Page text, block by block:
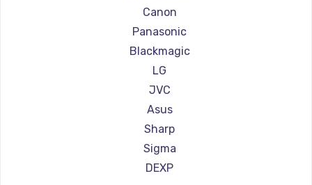
875 руб.
Заказать
Установка драйверов
875 руб.
Замена вебкамеры
Canon
Panasonic
Blackmagic
LG
JVC
Asus
Sharp
Sigma
DEXP